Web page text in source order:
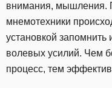
внимания, мышления.
мнемотехники
установкой
волевых усилий. Чем
процесс, тем